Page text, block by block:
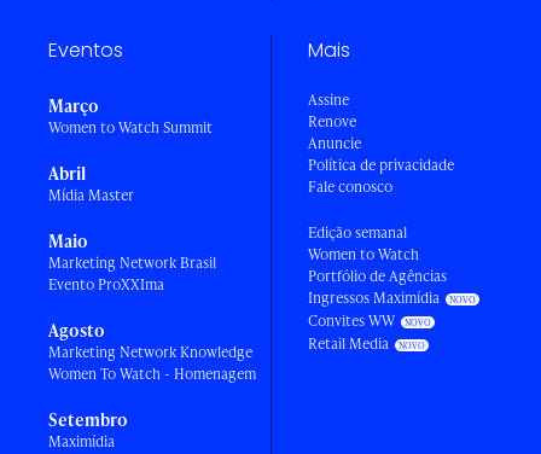
Eventos
Março
Women to Watch Summit
Abril
Mídia Master
Maio
Marketing Network Brasil
Evento ProXXIma
Agosto
Marketing Network Knowledge
Women To Watch - Homenagem
Setembro
Maximídia
Mais
Assine
Renove
Anuncie
Política de privacidade
Fale conosco
Edição semanal
Women to Watch
Portfólio de Agências
Ingressos Maximídia
Convites WW
Retail Media